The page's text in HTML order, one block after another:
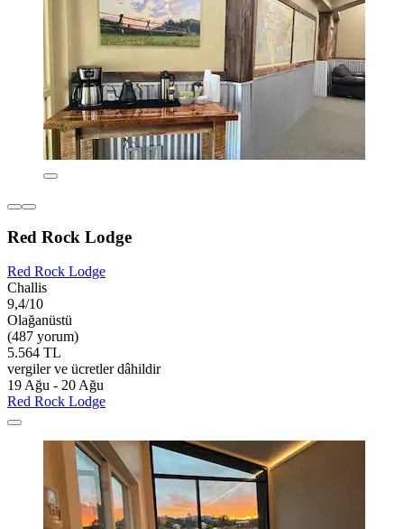
Red Rock Lodge
Red Rock Lodge
Challis
9,4/10
Olağanüstü
(487 yorum)
5.564 TL
vergiler ve ücretler dâhildir
19 Ağu - 20 Ağu
Red Rock Lodge